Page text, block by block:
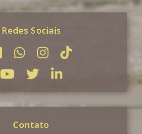
Redes Sociais
Contato